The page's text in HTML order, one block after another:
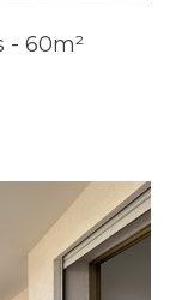
- 60m²